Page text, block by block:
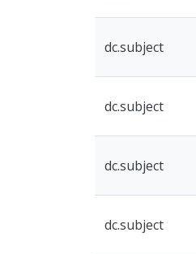
dc.subject
dc.subject
dc.subject
dc.subject